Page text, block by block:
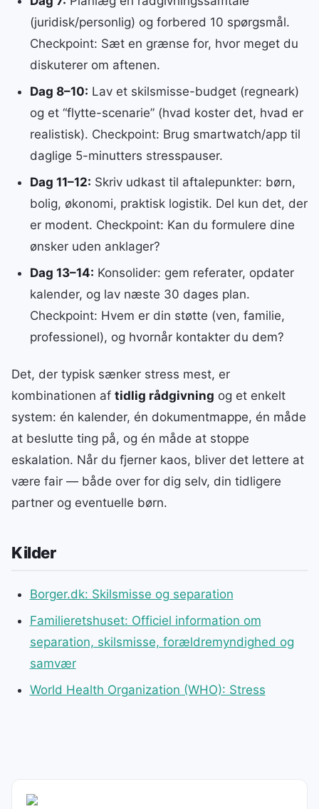
(juridisk/personlig) og forbered 10 spørgsmål.
Checkpoint: Sæt en grænse for, hvor meget du
diskuterer om aftenen.
Dag 8–10: Lav et skilsmisse-budget (regneark)
og et “flytte-scenarie” (hvad koster det, hvad er
realistisk). Checkpoint: Brug smartwatch/app til
daglige 5-minutters stresspauser.
Dag 11–12: Skriv udkast til aftalepunkter: børn,
bolig, økonomi, praktisk logistik. Del kun det, der
er modent. Checkpoint: Kan du formulere dine
ønsker uden anklager?
Dag 13–14: Konsolider: gem referater, opdater
kalender, og lav næste 30 dages plan.
Checkpoint: Hvem er din støtte (ven, familie,
professionel), og hvornår kontakter du dem?
Det, der typisk sænker stress mest, er
kombinationen af tidlig rådgivning og et enkelt
system: én kalender, én dokumentmappe, én måde
at beslutte ting på, og én måde at stoppe
eskalation. Når du fjerner kaos, bliver det lettere at
være fair — både over for dig selv, din tidligere
partner og eventuelle børn.
Kilder
Borger.dk: Skilsmisse og separation
Familieretshuset: Officiel information om
separation, skilsmisse, forældremyndighed og
samvær
World Health Organization (WHO): Stress